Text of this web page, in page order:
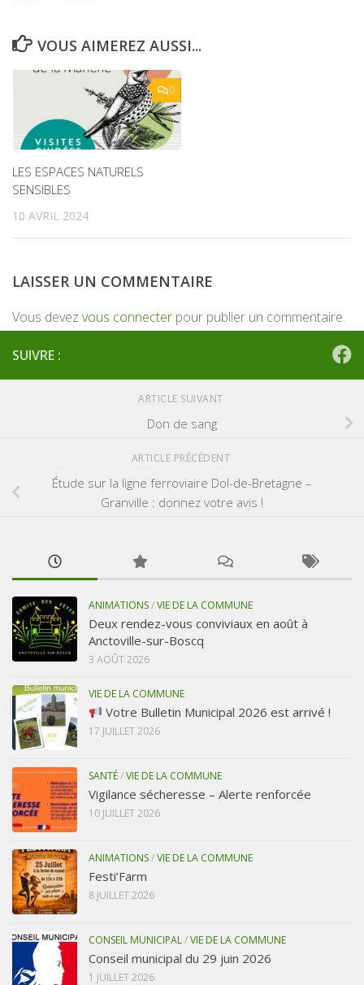
VOUS AIMEREZ AUSSI...
0
LES ESPACES NATURELS
SENSIBLES
10 AVRIL 2024
LAISSER UN COMMENTAIRE
Vous devez vous connecter pour publier un commentaire.
SUIVRE :
ARTICLE SUIVANT
Don de sang
ARTICLE PRÉCÉDENT
Étude sur la ligne ferroviaire Dol-de-Bretagne –
Granville : donnez votre avis !
ANIMATIONS/VIE DE LA COMMUNE
Deux rendez-vous conviviaux en août à
Anctoville-sur-Boscq
3 AOÛT 2026
VIE DE LA COMMUNE
Votre Bulletin Municipal 2026 est arrivé !
17 JUILLET 2026
SANTÉ/VIE DE LA COMMUNE
Vigilance sécheresse – Alerte renforcée
10 JUILLET 2026
ANIMATIONS/VIE DE LA COMMUNE
Festi’Farm
8 JUILLET 2026
CONSEIL MUNICIPAL/VIE DE LA COMMUNE
Conseil municipal du 29 juin 2026
1 JUILLET 2026